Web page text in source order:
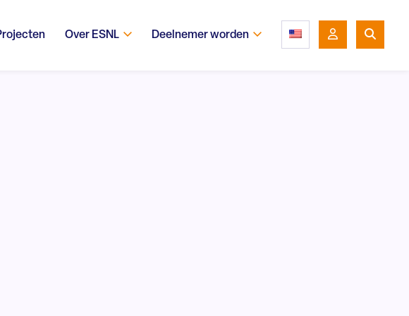
Over ESNL Deelnemer worden